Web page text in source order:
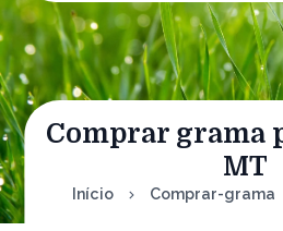
Comprar grama
MT
Início Comprar-grama